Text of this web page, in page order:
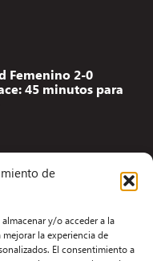
de
y/o acceder a la
la experiencia de
El consentimiento a
Femenino 2-0
45 minutos para